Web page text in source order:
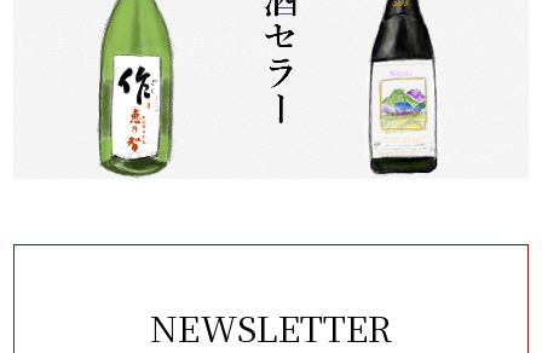
NEWSLETTER